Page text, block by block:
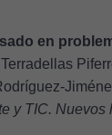
en
Terradellas
y TIC. Nuevos